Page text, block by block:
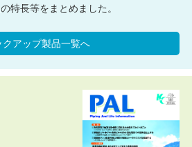
特長等をまとめました。
クアップ製品一覧へ